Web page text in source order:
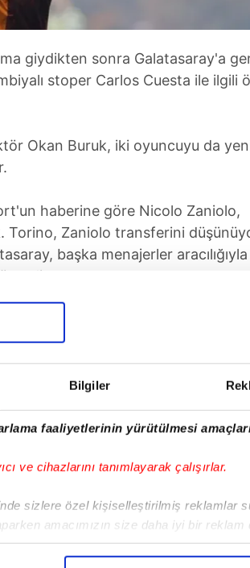
Bilgiler
faaliyetlerinin yürütülmesi
ve cihazlarını tanımlayarak çalışırlar.
sizlere özel kişiselleştirilmiş reklamlar
amacımızın size daha iyi bir
gelen çabayı gösterdiğimizi ve bu
giydikten sonra Galatasaray'a
stoper Carlos Cuesta ile ilgili
Okan Buruk, iki oyuncuyu da
haberine göre Nicolo Zaniolo,
Torino, Zaniolo transferini
başka menajerler aracılığıyla
formasıyla 12 maçta forma
ise Sarı-Kırmızılılar'da 5 maça
Tüm